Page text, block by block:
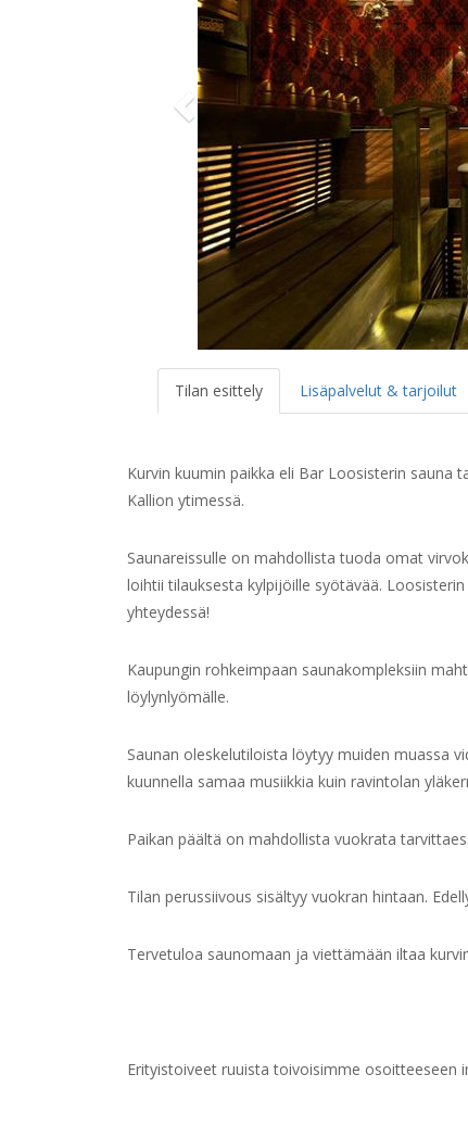
Tilan esittely Lisäpalvelut & tarjoilut
Kurvin kuumin paikka eli Bar Loosisterin sauna
Kallion ytimessä.
Saunareissulle on mahdollista tuoda omat
loihtii tilauksesta kylpijöille syötävää.
yhteydessä!
Kaupungin rohkeimpaan saunakompleksiin
löylynlyömälle.
Saunan oleskelutiloista löytyy muiden muassa
kuunnella samaa musiikkia kuin ravintolan
Paikan päältä on mahdollista vuokrata
Tilan perussiivous sisältyy vuokran hintaan.
Tervetuloa saunomaan ja viettämään iltaa
Erityistoiveet ruuista toivoisimme osoitteeseen